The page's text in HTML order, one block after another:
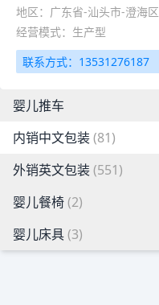
地区：广东省-汕头市-澄海区
经营模式：生产型
联系方式：13531276187
婴儿推车
内销中文包装(81)
外销英文包装(551)
婴儿餐椅(2)
婴儿床具(3)